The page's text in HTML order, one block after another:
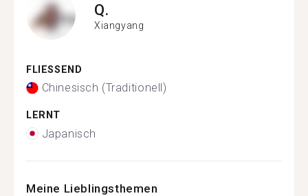
Q.
Xiangyang
FLIESSEND
Chinesisch (Traditionell)
LERNT
Japanisch
Meine Lieblingsthemen